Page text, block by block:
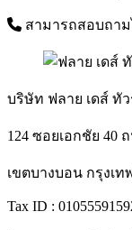
สามารถสอบถา
บริษัท ฟลาย เดส์ ทั
124 ซอยเอกชัย 40
เขตบางบอน กรุงเท
Tax ID :